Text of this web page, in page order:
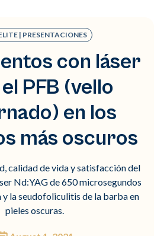
| PRESENTACIONES
con láser
PFB (vello
en los
más oscuros
calidad de vida y satisfacción del
Nd:YAG de 650 microsegundos
la seudofoliculitis de la barba en
pieles oscuras.